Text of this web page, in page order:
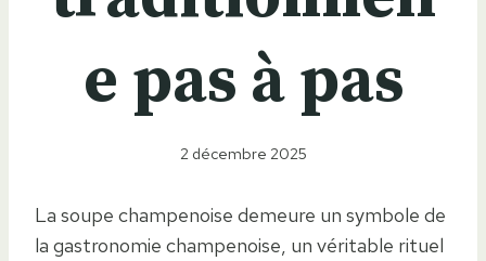
e pas à pas
2 décembre 2025
La soupe champenoise demeure un symbole de
la gastronomie champenoise, un véritable rituel